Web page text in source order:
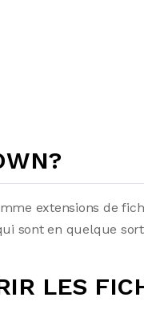
extensions de
sont en quelque
LES